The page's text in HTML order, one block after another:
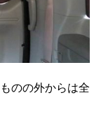
のの外からは全